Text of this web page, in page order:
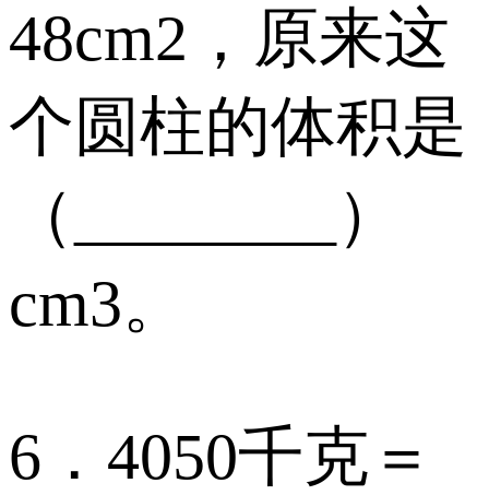
48cm2，原来这
个圆柱的体积是
（________）
cm3。
6．4050千克＝